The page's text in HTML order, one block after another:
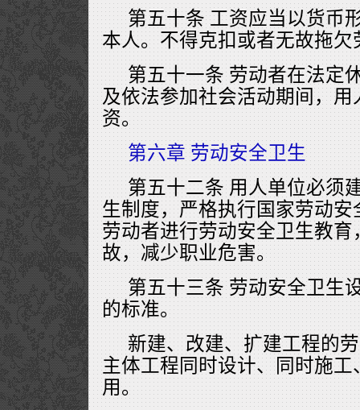
第五十条 工资应当以货币
本人。不得克扣或者无故拖欠
第五十一条 劳动者在法定
及依法参加社会活动期间，
资。
第六章 劳动安全卫生
第五十二条 用人单位必须
生制度，严格执行国家劳动
劳动者进行劳动安全卫生教
故，减少职业危害。
第五十三条 劳动安全卫生
的标准。
新建、改建、扩建工程的
主体工程同时设计、同时施
用。